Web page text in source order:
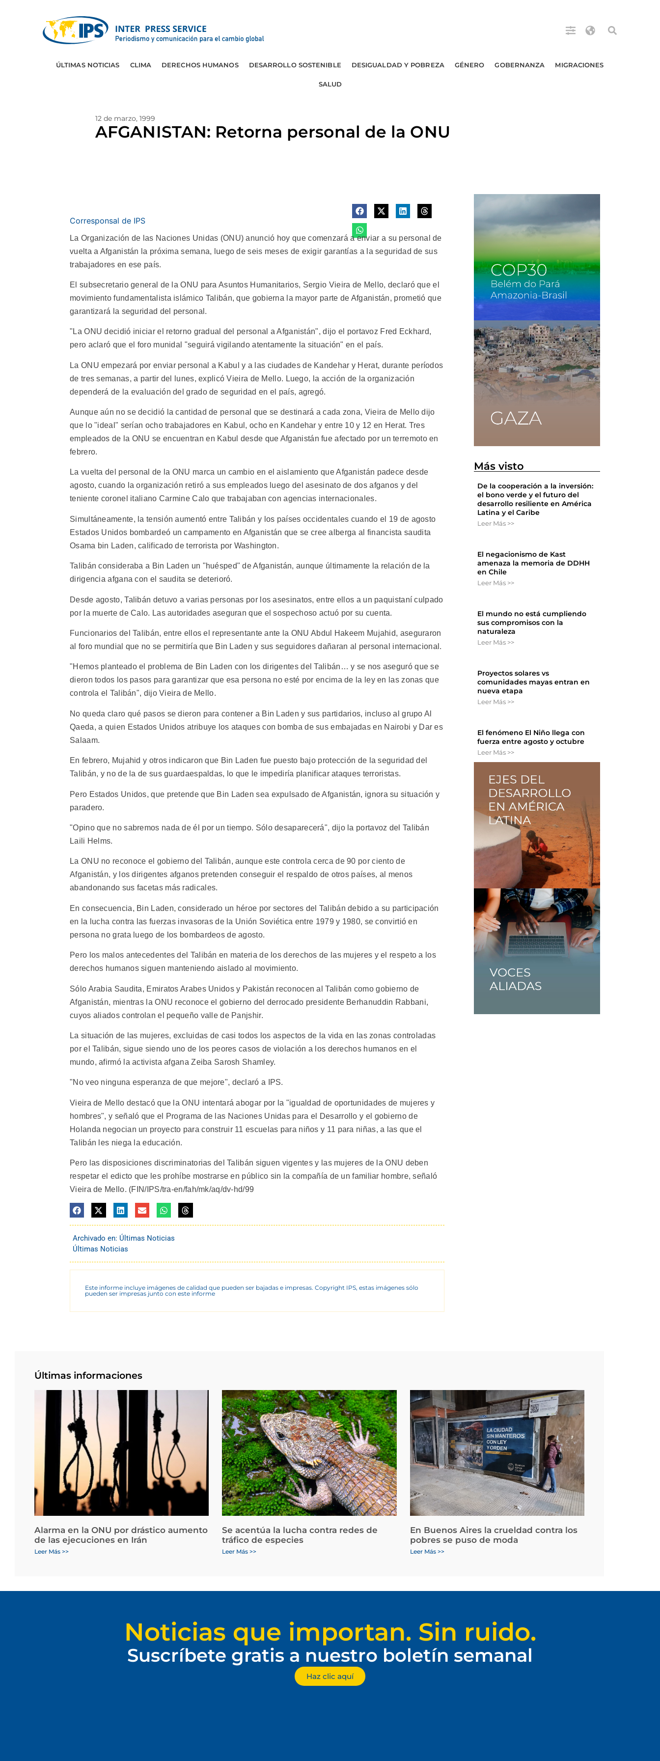
ÚLTIMAS NOTICIAS CLIMA DERECHOS HUMANOS DESARROLLO SOSTENIBLE DESIGUALDAD Y POBREZA GÉNERO GOBERNANZA MIGRACIONES
SALUD
12 de marzo, 1999
AFGANISTAN: Retorna personal de la ONU
Corresponsal de IPS
La Organización de las Naciones Unidas (ONU) anunció hoy que comenzará a enviar a su personal de
vuelta a Afganistán la próxima semana, luego de seis meses de exigir garantías a la seguridad de sus
trabajadores en ese país.
El subsecretario general de la ONU para Asuntos Humanitarios, Sergio Vieira de Mello, declaró que el
movimiento fundamentalista islámico Talibán, que gobierna la mayor parte de Afganistán, prometió que
garantizará la seguridad del personal.
"La ONU decidió iniciar el retorno gradual del personal a Afganistán", dijo el portavoz Fred Eckhard,
pero aclaró que el foro munidal "seguirá vigilando atentamente la situación" en el país.
La ONU empezará por enviar personal a Kabul y a las ciudades de Kandehar y Herat, durante períodos
de tres semanas, a partir del lunes, explicó Vieira de Mello. Luego, la acción de la organización
dependerá de la evaluación del grado de seguridad en el país, agregó.
Aunque aún no se decidió la cantidad de personal que se destinará a cada zona, Vieira de Mello dijo
que lo "ideal" serían ocho trabajadores en Kabul, ocho en Kandehar y entre 10 y 12 en Herat. Tres
empleados de la ONU se encuentran en Kabul desde que Afganistán fue afectado por un terremoto en
febrero.
La vuelta del personal de la ONU marca un cambio en el aislamiento que Afganistán padece desde
agosto, cuando la organización retiró a sus empleados luego del asesinato de dos afganos y del
teniente coronel italiano Carmine Calo que trabajaban con agencias internacionales.
Simultáneamente, la tensión aumentó entre Talibán y los países occidentales cuando el 19 de agosto
Estados Unidos bombardeó un campamento en Afganistán que se cree alberga al financista saudita
Osama bin Laden, calificado de terrorista por Washington.
Talibán consideraba a Bin Laden un "huésped" de Afganistán, aunque últimamente la relación de la
dirigencia afgana con el saudita se deterioró.
Desde agosto, Talibán detuvo a varias personas por los asesinatos, entre ellos a un paquistaní culpado
por la muerte de Calo. Las autoridades aseguran que el sospechoso actuó por su cuenta.
Funcionarios del Talibán, entre ellos el representante ante la ONU Abdul Hakeem Mujahid, aseguraron
al foro mundial que no se permitiría que Bin Laden y sus seguidores dañaran al personal internacional.
"Hemos planteado el problema de Bin Laden con los dirigentes del Talibán… y se nos aseguró que se
dieron todos los pasos para garantizar que esa persona no esté por encima de la ley en las zonas que
controla el Talibán", dijo Vieira de Mello.
No queda claro qué pasos se dieron para contener a Bin Laden y sus partidarios, incluso al grupo Al
Qaeda, a quien Estados Unidos atribuye los ataques con bomba de sus embajadas en Nairobi y Dar es
Salaam.
En febrero, Mujahid y otros indicaron que Bin Laden fue puesto bajo protección de la seguridad del
Talibán, y no de la de sus guardaespaldas, lo que le impediría planificar ataques terroristas.
Pero Estados Unidos, que pretende que Bin Laden sea expulsado de Afganistán, ignora su situación y
paradero.
"Opino que no sabremos nada de él por un tiempo. Sólo desaparecerá", dijo la portavoz del Talibán
Laili Helms.
La ONU no reconoce el gobierno del Talibán, aunque este controla cerca de 90 por ciento de
Afganistán, y los dirigentes afganos pretenden conseguir el respaldo de otros países, al menos
abandonando sus facetas más radicales.
En consecuencia, Bin Laden, considerado un héroe por sectores del Talibán debido a su participación
en la lucha contra las fuerzas invasoras de la Unión Soviética entre 1979 y 1980, se convirtió en
persona no grata luego de los bombardeos de agosto.
Pero los malos antecedentes del Talibán en materia de los derechos de las mujeres y el respeto a los
derechos humanos siguen manteniendo aislado al movimiento.
Sólo Arabia Saudita, Emiratos Arabes Unidos y Pakistán reconocen al Talibán como gobierno de
Afganistán, mientras la ONU reconoce el gobierno del derrocado presidente Berhanuddin Rabbani,
cuyos aliados controlan el pequeño valle de Panjshir.
La situación de las mujeres, excluidas de casi todos los aspectos de la vida en las zonas controladas
por el Talibán, sigue siendo uno de los peores casos de violación a los derechos humanos en el
mundo, afirmó la activista afgana Zeiba Sarosh Shamley.
"No veo ninguna esperanza de que mejore", declaró a IPS.
Vieira de Mello destacó que la ONU intentará abogar por la "igualdad de oportunidades de mujeres y
hombres", y señaló que el Programa de las Naciones Unidas para el Desarrollo y el gobierno de
Holanda negocian un proyecto para construir 11 escuelas para niños y 11 para niñas, a las que el
Talibán les niega la educación.
Pero las disposiciones discriminatorias del Talibán siguen vigentes y las mujeres de la ONU deben
respetar el edicto que les prohíbe mostrarse en público sin la compañía de un familiar hombre, señaló
Vieira de Mello. (FIN/IPS/tra-en/fah/mk/aq/dv-hd/99
Archivado en: Últimas Noticias
Últimas Noticias
Este informe incluye imágenes de calidad que pueden ser bajadas e impresas. Copyright IPS, estas imágenes sólo
pueden ser impresas junto con este informe
Más visto
De la cooperación a la inversión:
el bono verde y el futuro del
desarrollo resiliente en América
Latina y el Caribe
Leer Más >>
El negacionismo de Kast
amenaza la memoria de DDHH
en Chile
Leer Más >>
El mundo no está cumpliendo
sus compromisos con la
naturaleza
Leer Más >>
Proyectos solares vs
comunidades mayas entran en
nueva etapa
Leer Más >>
El fenómeno El Niño llega con
fuerza entre agosto y octubre
Leer Más >>
Últimas informaciones
Alarma en la ONU por drástico aumento
de las ejecuciones en Irán
Leer Más >>
Se acentúa la lucha contra redes de
tráfico de especies
Leer Más >>
En Buenos Aires la crueldad contra los
pobres se puso de moda
Leer Más >>
Noticias que importan. Sin ruido.
Suscríbete gratis a nuestro boletín semanal
Haz clic aquí